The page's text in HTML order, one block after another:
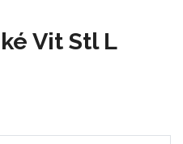
Vit Stl L